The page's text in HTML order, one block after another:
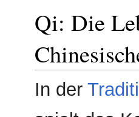
Qi: Die
In der